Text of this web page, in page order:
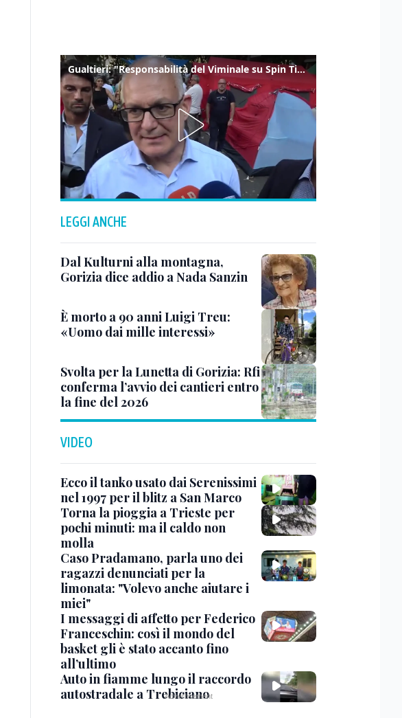
Gualtieri: "Responsabilità del Viminale su Spin Time? La posizione dei partiti è nota"
LEGGI ANCHE
Dal Kulturni alla montagna,
Gorizia dice addio a Nada Sanzin
È morto a 90 anni Luigi Treu:
«Uomo dai mille interessi»
Svolta per la Lunetta di Gorizia: Rfi
conferma l’avvio dei cantieri entro
la fine del 2026
VIDEO
Ecco il tanko usato dai Serenissimi
nel 1997 per il blitz a San Marco
Torna la pioggia a Trieste per
pochi minuti: ma il caldo non
molla
Caso Pradamano, parla uno dei
ragazzi denunciati per la
limonata: "Volevo anche aiutare i
miei"
I messaggi di affetto per Federico
Franceschin: così il mondo del
basket gli è stato accanto fino
all’ultimo
Auto in fiamme lungo il raccordo
autostradale a Trebiciano